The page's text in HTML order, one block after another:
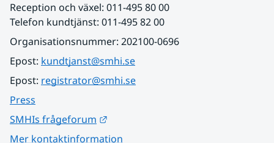
Reception och växel: 011-495 80 00
Telefon kundtjänst: 011-495 82 00
Organisationsnummer: 202100-0696
Epost: kundtjanst@smhi.se
Epost: registrator@smhi.se
Press
SMHIs frågeforum
Mer kontaktinformation